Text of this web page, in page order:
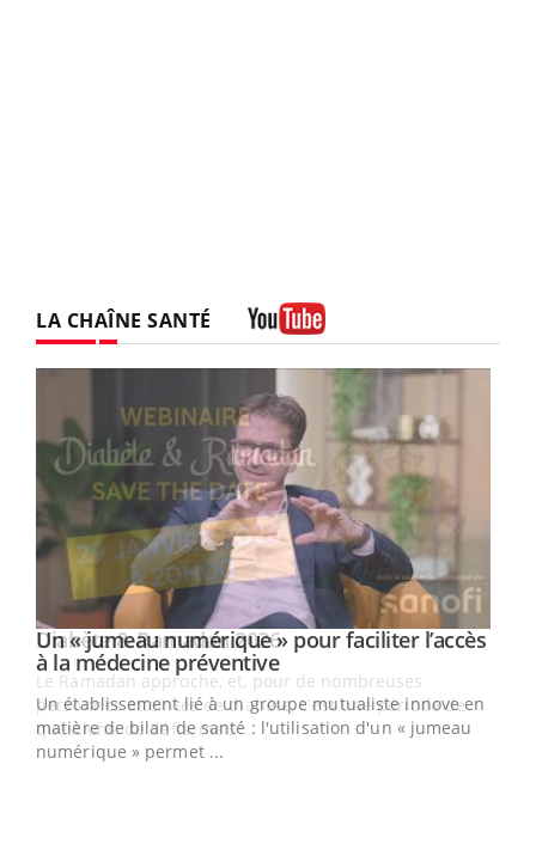
LA CHAÎNE SANTÉ
Youtube
Un « jumeau numérique » pour faciliter l’accès
à la médecine préventiveYoutube
Un établissement lié à un groupe mutualiste innove en
matière de bilan de santé : l'utilisation d'un « jumeau
numérique » permet ...